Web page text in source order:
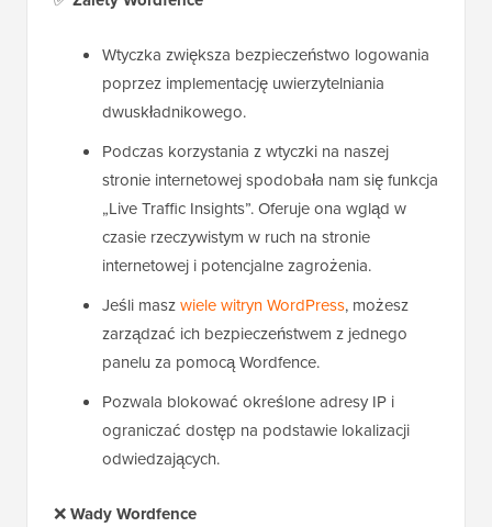
Wtyczka zwiększa bezpieczeństwo logowania
poprzez implementację uwierzytelniania
dwuskładnikowego.
Podczas korzystania z wtyczki na naszej
stronie internetowej spodobała nam się funkcja
„Live Traffic Insights”. Oferuje ona wgląd w
czasie rzeczywistym w ruch na stronie
internetowej i potencjalne zagrożenia.
Jeśli maszwiele witryn WordPress, możesz
zarządzać ich bezpieczeństwem z jednego
panelu za pomocą Wordfence.
Pozwala blokować określone adresy IP i
ograniczać dostęp na podstawie lokalizacji
odwiedzających.
❌Wady Wordfence